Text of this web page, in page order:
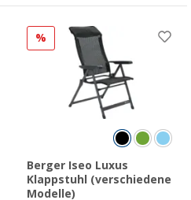
%
Berger Iseo Luxus
Klappstuhl (verschiedene
Modelle)